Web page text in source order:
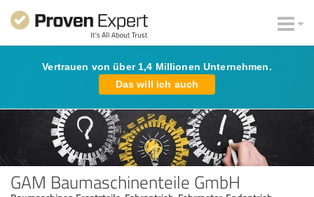
Vertrauen von über 1,4 Millionen Unternehmen.
Das will ich auch
GAM Baumaschinenteile GmbH